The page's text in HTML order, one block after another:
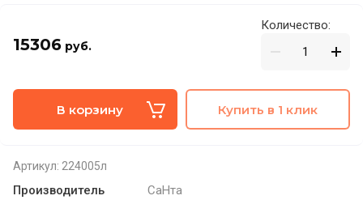
15306 руб.
Количество:
В корзину Купить в 1 клик
Артикул: 224005л
Производитель СаНта